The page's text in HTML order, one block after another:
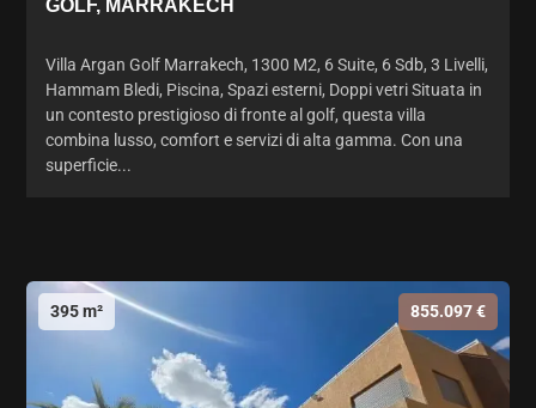
GOLF, MARRAKECH
Villa Argan Golf Marrakech, 1300 M2, 6 Suite, 6 Sdb, 3 Livelli,
Hammam Bledi, Piscina, Spazi esterni, Doppi vetri Situata in
un contesto prestigioso di fronte al golf, questa villa
combina lusso, comfort e servizi di alta gamma. Con una
superficie...
395 m² 855.097 €